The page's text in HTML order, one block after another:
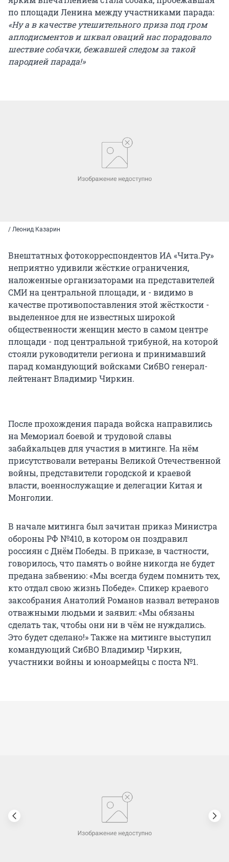
по площади Ленина между участниками парада:
«Ну а в качестве утешительного приза под гром
аплодисментов и шквал оваций нас порадовало
шествие собачки, бежавшей следом за такой
пародией парада!»
/ Леонид Казарин
Внештатных фотокорреспондентов ИА «Чита.Ру»
неприятно удивили жёсткие ограничения,
наложенные организаторами на представителей
СМИ на центральной площади, и - видимо в
качестве противопоставления этой жёсткости -
выделенное для не известных широкой
общественности женщин место в самом центре
площади - под центральной трибуной, на которой
стояли руководители региона и принимавший
парад командующий войсками СибВО генерал-
лейтенант Владимир Чиркин.
После прохождения парада войска направились
на Мемориал боевой и трудовой славы
забайкальцев для участия в митинге. На нём
присутствовали ветераны Великой Отечественной
войны, представители городской и краевой
власти, военнослужащие и делегации Китая и
Монголии.
В начале митинга был зачитан приказ Министра
обороны РФ №410, в котором он поздравил
россиян с Днём Победы. В приказе, в частности,
говорилось, что память о войне никогда не будет
предана забвению: «Мы всегда будем помнить тех,
кто отдал свою жизнь Победе». Спикер краевого
заксобрания Анатолий Романов назвал ветеранов
отважными людьми и заявил: «Мы обязаны
сделать так, чтобы они ни в чём не нуждались.
Это будет сделано!» Также на митинге выступил
командующий СибВО Владимир Чиркин,
участники войны и юноармейцы с поста №1.